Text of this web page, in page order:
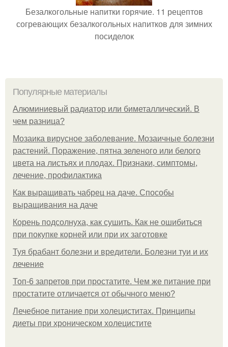
Безалкогольные напитки горячие. 11 рецептов
согревающих безалкогольных напитков для зимних
посиделок
Популярные материалы
Алюминиевый радиатор или биметаллический. В
чем разница?
Мозаика вирусное заболевание. Мозаичные болезни
растений. Поражение, пятна зеленого или белого
цвета на листьях и плодах. Признаки, симптомы,
лечение, профилактика
Как выращивать чабрец на даче. Способы
выращивания на даче
Корень подсолнуха, как сушить. Как не ошибиться
при покупке корней или при их заготовке
Туя брабант болезни и вредители. Болезни туи и их
лечение
Топ-6 запретов при простатите. Чем же питание при
простатите отличается от обычного меню?
Лечебное питание при холециститах. Принципы
диеты при хроническом холецистите